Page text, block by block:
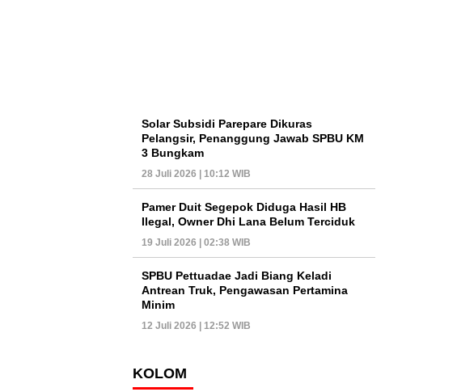
Solar Subsidi Parepare Dikuras
Pelangsir, Penanggung Jawab SPBU KM
3 Bungkam
28 Juli 2026 | 10:12 WIB
Pamer Duit Segepok Diduga Hasil HB
Ilegal, Owner Dhi Lana Belum Terciduk
19 Juli 2026 | 02:38 WIB
SPBU Pettuadae Jadi Biang Keladi
Antrean Truk, Pengawasan Pertamina
Minim
12 Juli 2026 | 12:52 WIB
KOLOM